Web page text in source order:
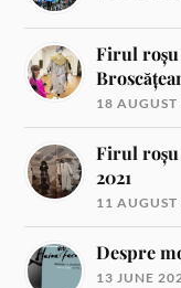
Firul
18 AUGUST
Firul
2021
11 AUGUST
Despre
13 JUNE